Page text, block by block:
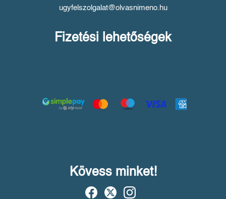
ugyfelszolgalat@olvasnimeno.hu
Fizetési lehetőségek
Kövess minket!